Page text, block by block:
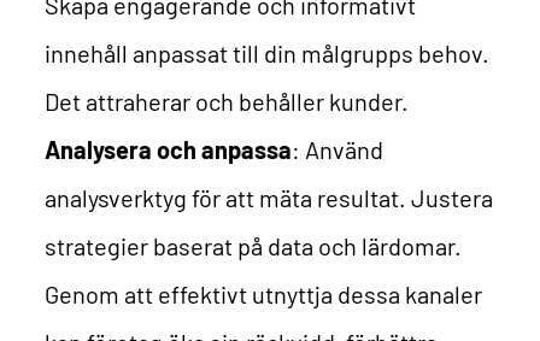
innehåll anpassat till din målgrupps behov.
Det attraherar och behåller kunder.
Analysera och anpassa: Använd
analysverktyg för att mäta resultat. Justera
strategier baserat på data och lärdomar.
Genom att effektivt utnyttja dessa kanaler